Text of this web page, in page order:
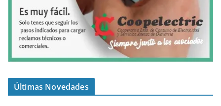
Últimas Novedades